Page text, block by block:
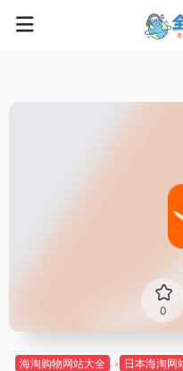
0
海淘购物网站大全 日本海淘网